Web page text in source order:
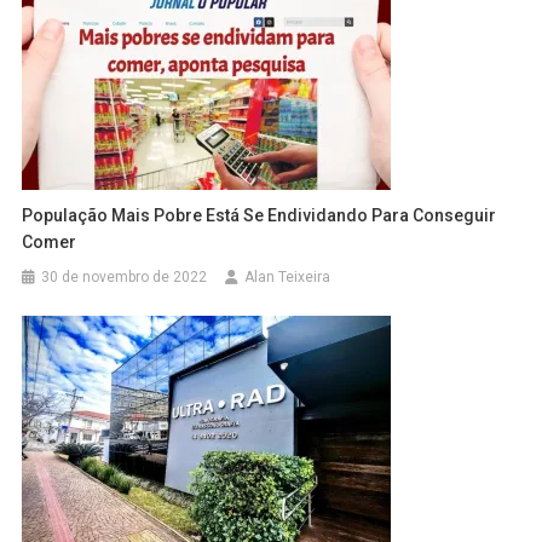
População Mais Pobre Está Se Endividando Para Conseguir
Comer
30 de novembro de 2022 Alan Teixeira